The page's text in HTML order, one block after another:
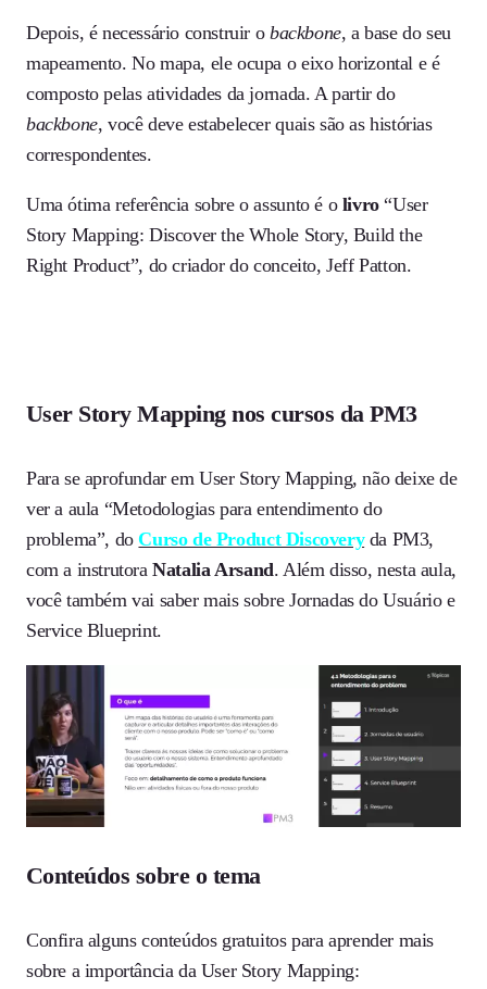
Depois, é necessário construir o backbone, a base do seu
mapeamento. No mapa, ele ocupa o eixo horizontal e é
composto pelas atividades da jornada. A partir do
backbone, você deve estabelecer quais são as histórias
correspondentes.
Uma ótima referência sobre o assunto é o livro“User
Story Mapping: Discover the Whole Story, Build the
Right Product”, do criador do conceito, Jeff Patton.
User Story Mapping nos cursos da PM3
Para se aprofundar em User Story Mapping, não deixe de
ver a aula “Metodologias para entendimento do
problema”, doCurso de Product Discoveryda PM3,
com a instrutoraNatalia Arsand. Além disso, nesta aula,
você também vai saber mais sobre Jornadas do Usuário e
Service Blueprint.
Conteúdos sobre o tema
Confira alguns conteúdos gratuitos para aprender mais
sobre a importância da User Story Mapping: